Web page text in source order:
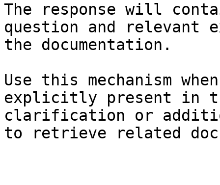
The response will
question and relevant
the documentation.
Use this mechanism
explicitly present in
clarification or